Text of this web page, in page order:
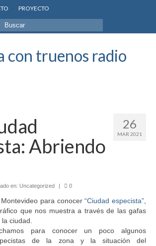
PROYECTO
con truenos radio
26
MAR 2021
Abriendo
en: Uncategorized | 0
para conocer“Ciudad especista”
que nos muestra a través de las gafas
ciudad.
para conocer un poco algunos
de la zona y la situación del